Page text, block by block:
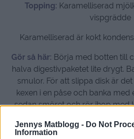
Jennys Matblogg - Do Not
Information
Topping: Karamelliserad
vispgrädde
Karamelliserad är kokt
Gör så här: Börja med botten till
halva digestivpaketet lite drygt.
smulor. För att slippa disk är
kexen i en påse och banka
sedan smöret och rör ihop med
plattar ut i en rund springform
Jag brukar trycka ut lite extra i